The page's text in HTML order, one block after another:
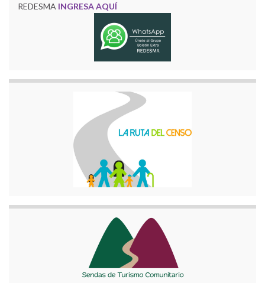
REDESMA INGRESA AQUÍ